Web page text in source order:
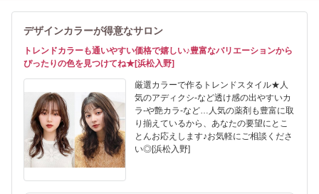
デザインカラーが得意なサロン
トレンドカラーも通いやすい価格で嬉しい♪豊富なバリエーションから
ぴったりの色を見つけてね★[浜松入野]
厳選カラーで作るトレンドスタイル★人
気のアディクシ-など透け感の出やすいカ
ラ-や艶カラ-など…人気の薬剤も豊富に取
り揃えているから、あなたの要望にとこ
とんお応えします♪お気軽にご相談くださ
い◎[浜松入野]